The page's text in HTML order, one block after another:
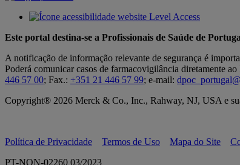
Este portal destina-se a Profissionais de Saúde de
A notificação de informação relevante de segurança é
Poderá comunicar casos de farmacovigilância diretamente
446 57 00; Fax.: +351 21 446 57 99; e-mail:
Copyright® 2026 Merck & Co., Inc., Rahway, NJ, USA e
Política de Privacidade Termos de Uso Mapa do Site
PT-NON-02260 03/2023